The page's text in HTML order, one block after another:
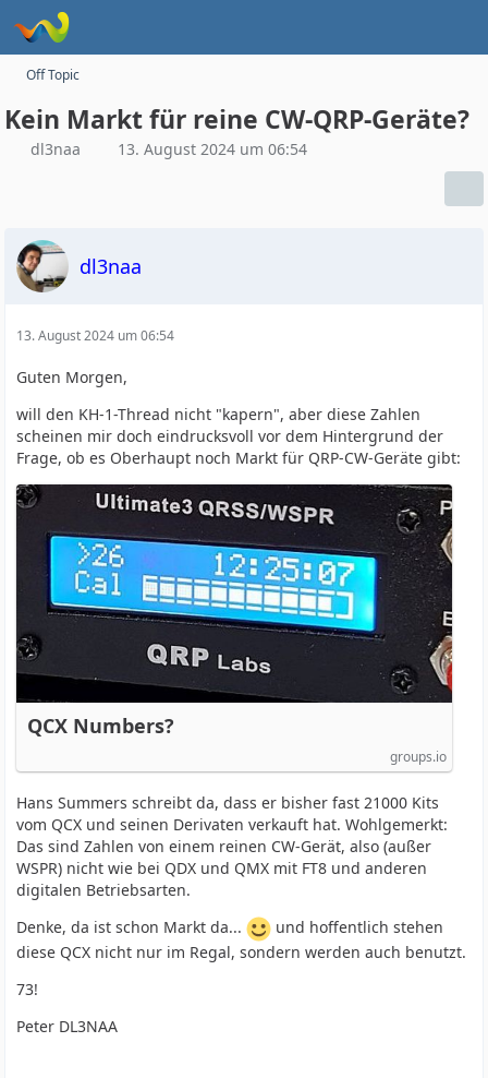
Off Topic
Kein Markt für reine CW-QRP-Geräte?
dl3naa 13. August 2024 um 06:54
dl3naa
13. August 2024 um 06:54
Guten Morgen,
will den KH-1-Thread nicht "kapern", aber diese Zahlen
scheinen mir doch eindrucksvoll vor dem Hintergrund der
Frage, ob es Oberhaupt noch Markt für QRP-CW-Geräte gibt:
QCX Numbers?
groups.io
Hans Summers schreibt da, dass er bisher fast 21000 Kits
vom QCX und seinen Derivaten verkauft hat. Wohlgemerkt:
Das sind Zahlen von einem reinen CW-Gerät, also (außer
WSPR) nicht wie bei QDX und QMX mit FT8 und anderen
digitalen Betriebsarten.
Denke, da ist schon Markt da...
und hoffentlich stehen
diese QCX nicht nur im Regal, sondern werden auch benutzt.
73!
Peter DL3NAA